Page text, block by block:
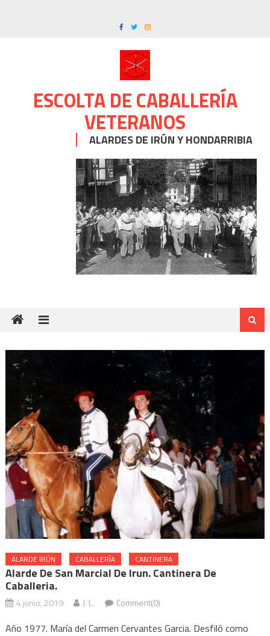
ESCOLTA DE CABALLERÍA
VETERANOS
ALARDES DE IRÚN Y HONDARRIBIA
ALARDE IRÚN CABALLERÍA CANTINERA
Alarde De San Marcial De Irun. Cantinera De
Caballeria.
4 junio, 2019 J. L. Comment(0)
Año 1977. María del Carmen Cervantes Garcia. Desfiló como